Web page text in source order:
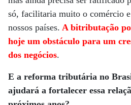
só, facilitaria muito o comércio
nossos países. A bitributação
hoje um obstáculo para um
dos negócios.
E a reforma tributária no
ajudará a fortalecer essa